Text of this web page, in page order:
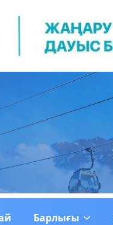
Барлығы